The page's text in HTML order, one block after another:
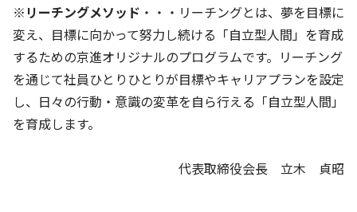
※ リーチングメソッド ・・・リーチングとは、夢を目標に
変え、目標に向かって努力し続ける「自立型人間」を育成
するための京進オリジナルのプログラムです。リーチング
を通じて社員ひとりひとりが目標やキャリアプランを設定
し、日々の行動・意識の変革を自ら行える「自立型人間」
を育成します。
代表取締役会長 立木 貞昭